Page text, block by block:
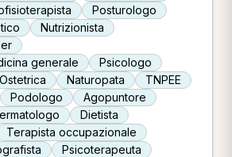
Posturologo
Nutrizionista
generale
Psicologo
Ostetrica Naturopata
TNPEE
Podologo
Agopuntore
Dietista
Terapista occupazionale
Psicoterapeuta